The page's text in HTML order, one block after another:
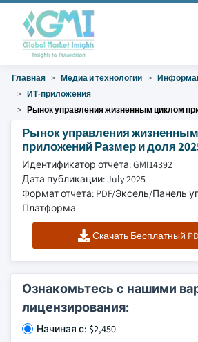
Главная Медиа и технологии
ИТ-приложения
Рынок управления жизненным циклом
Рынок управления
приложений Размер и доля
Идентификатор отчета: GMI14392
Дата публикации: July 2025
Формат отчета: PDF/Эксель/Панель
Платформа
Скачать Бесплатный
Ознакомьтесь с нашими
лицензирования:
Начиная с: $2,450